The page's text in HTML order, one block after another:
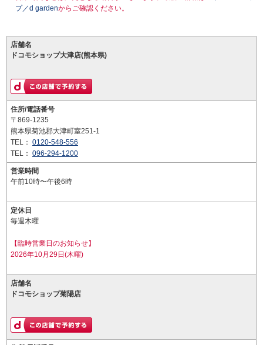
プ／d gardenからご確認ください。
店舗名
ドコモショップ大津店(熊本県)
住所/電話番号
〒869-1235
熊本県菊池郡大津町室251-1
TEL： 0120-548-556
TEL： 096-294-1200
営業時間
午前10時〜午後6時
定休日
毎週木曜
【臨時営業日のお知らせ】
2026年10月29日(木曜)
店舗名
ドコモショップ菊陽店